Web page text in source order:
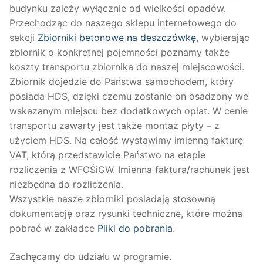
budynku zależy wyłącznie od wielkości opadów.
Przechodząc do naszego sklepu internetowego do
sekcji Zbiorniki betonowe na deszczówkę, wybierając
zbiornik o konkretnej pojemności poznamy także
koszty transportu zbiornika do naszej miejscowości.
Zbiornik dojedzie do Państwa samochodem, który
posiada HDS, dzięki czemu zostanie on osadzony we
wskazanym miejscu bez dodatkowych opłat. W cenie
transportu zawarty jest także montaż płyty – z
użyciem HDS. Na całość wystawimy imienną fakturę
VAT, którą przedstawicie Państwo na etapie
rozliczenia z WFOŚiGW. Imienna faktura/rachunek jest
niezbędna do rozliczenia.
Wszystkie nasze zbiorniki posiadają stosowną
dokumentację oraz rysunki techniczne, które można
pobrać w zakładce Pliki do pobrania.
Zachęcamy do udziału w programie.